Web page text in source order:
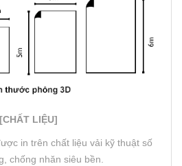
[CHẤT LIỆU]
in trên chất liệu vải kỹ thuật số
chống nhăn siêu bền.